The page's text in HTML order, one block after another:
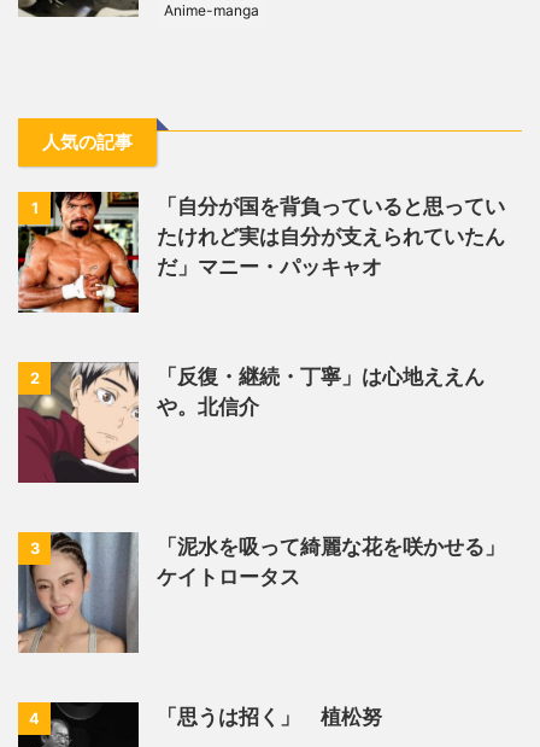
Anime-manga
人気の記事
1
「自分が国を背負っていると思ってい
たけれど実は自分が支えられていたん
だ」マニー・パッキャオ
2
「反復・継続・丁寧」は心地ええん
や。北信介
3
「泥水を吸って綺麗な花を咲かせる」
ケイトロータス
4 「思うは招く」 植松努